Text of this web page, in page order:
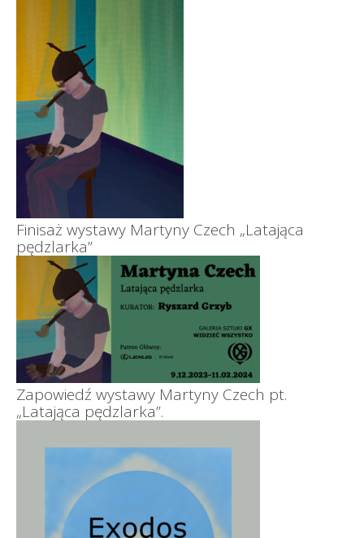
Finisaż wystawy Martyny Czech „Latająca
pędzlarka”
Zapowiedź wystawy Martyny Czech pt.
„Latająca pędzlarka”.